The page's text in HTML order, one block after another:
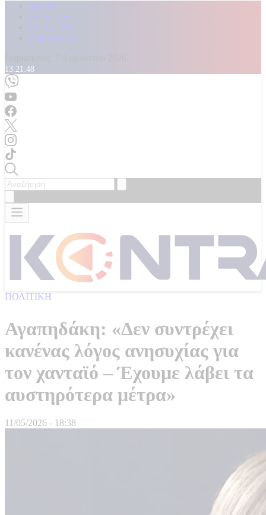
Αρχική
Kontra Live
Καταγγελίες
Επικοινωνία
13:21:50
ΠΟΛΙΤΙΚΗ
Αγαπηδάκη: «Δεν συντρέχει
κανένας λόγος ανησυχίας για
τον χανταϊό – Έχουμε λάβει τα
αυστηρότερα μέτρα»
11/05/2026 - 18:38